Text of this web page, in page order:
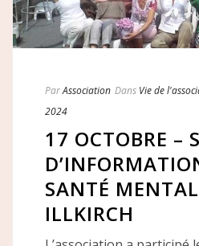
ParAssociation Dans Vie de
2024
17 OCTOBRE –
SANTÉ
ILLKIRCH